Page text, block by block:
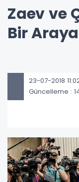
Zaev ve
Bir
23-07-2018
Güncelleme :